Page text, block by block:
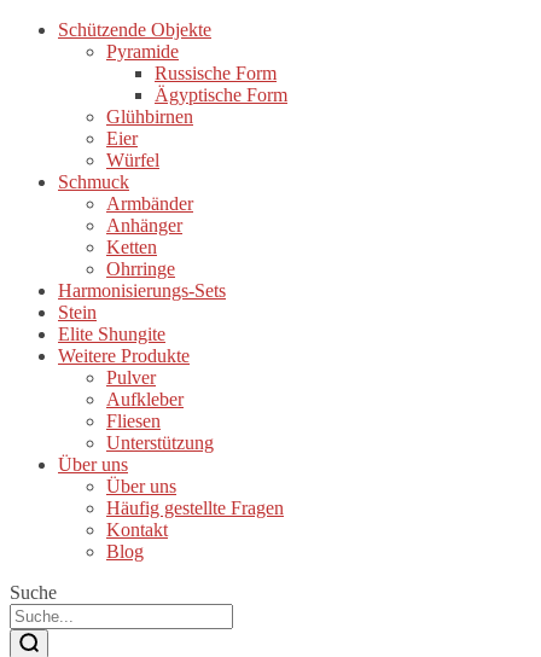
Schützende Objekte
Pyramide
Russische Form
Ägyptische Form
Glühbirnen
Eier
Würfel
Schmuck
Armbänder
Anhänger
Ketten
Ohrringe
Harmonisierungs-Sets
Stein
Elite Shungite
Weitere Produkte
Pulver
Aufkleber
Fliesen
Unterstützung
Über uns
Über uns
Häufig gestellte Fragen
Kontakt
Blog
Suche